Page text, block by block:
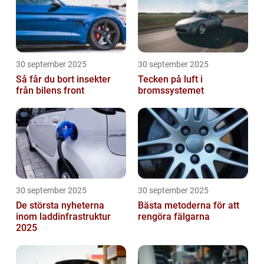
30 september 2025
Så får du bort insekter
från bilens front
30 september 2025
Tecken på luft i
bromssystemet
30 september 2025
De största nyheterna
inom laddinfrastruktur
2025
30 september 2025
Bästa metoderna för att
rengöra fälgarna